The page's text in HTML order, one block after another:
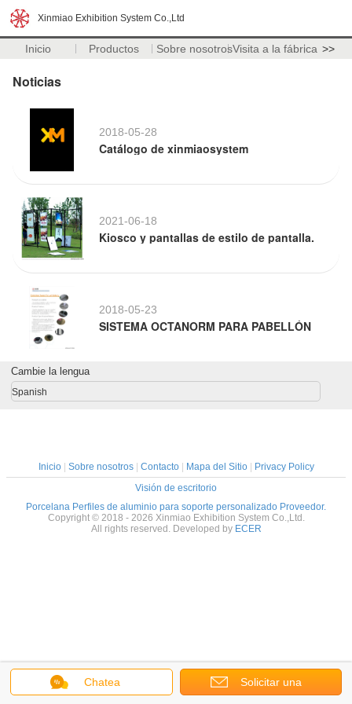
Xinmiao Exhibition System Co.,Ltd
Inicio Productos Sobre nosotrosVisita a la fábrica >>
Noticias
2018-05-28
Catálogo de xinmiaosystem
2021-06-18
Kiosco y pantallas de estilo de pantalla.
2018-05-23
SISTEMA OCTANORM PARA PABELLÓN
Chatea Solicitar una
Cambie la lengua
Spanish
Inicio| Sobre nosotros| Contacto| Mapa del Sitio|
Privacy Policy
Visión de escritorio
Porcelana Perfiles de aluminio para soporte personalizado Proveedor.
Copyright © 2018 - 2026 Xinmiao Exhibition System Co.,Ltd.
All rights reserved. Developed by ECER